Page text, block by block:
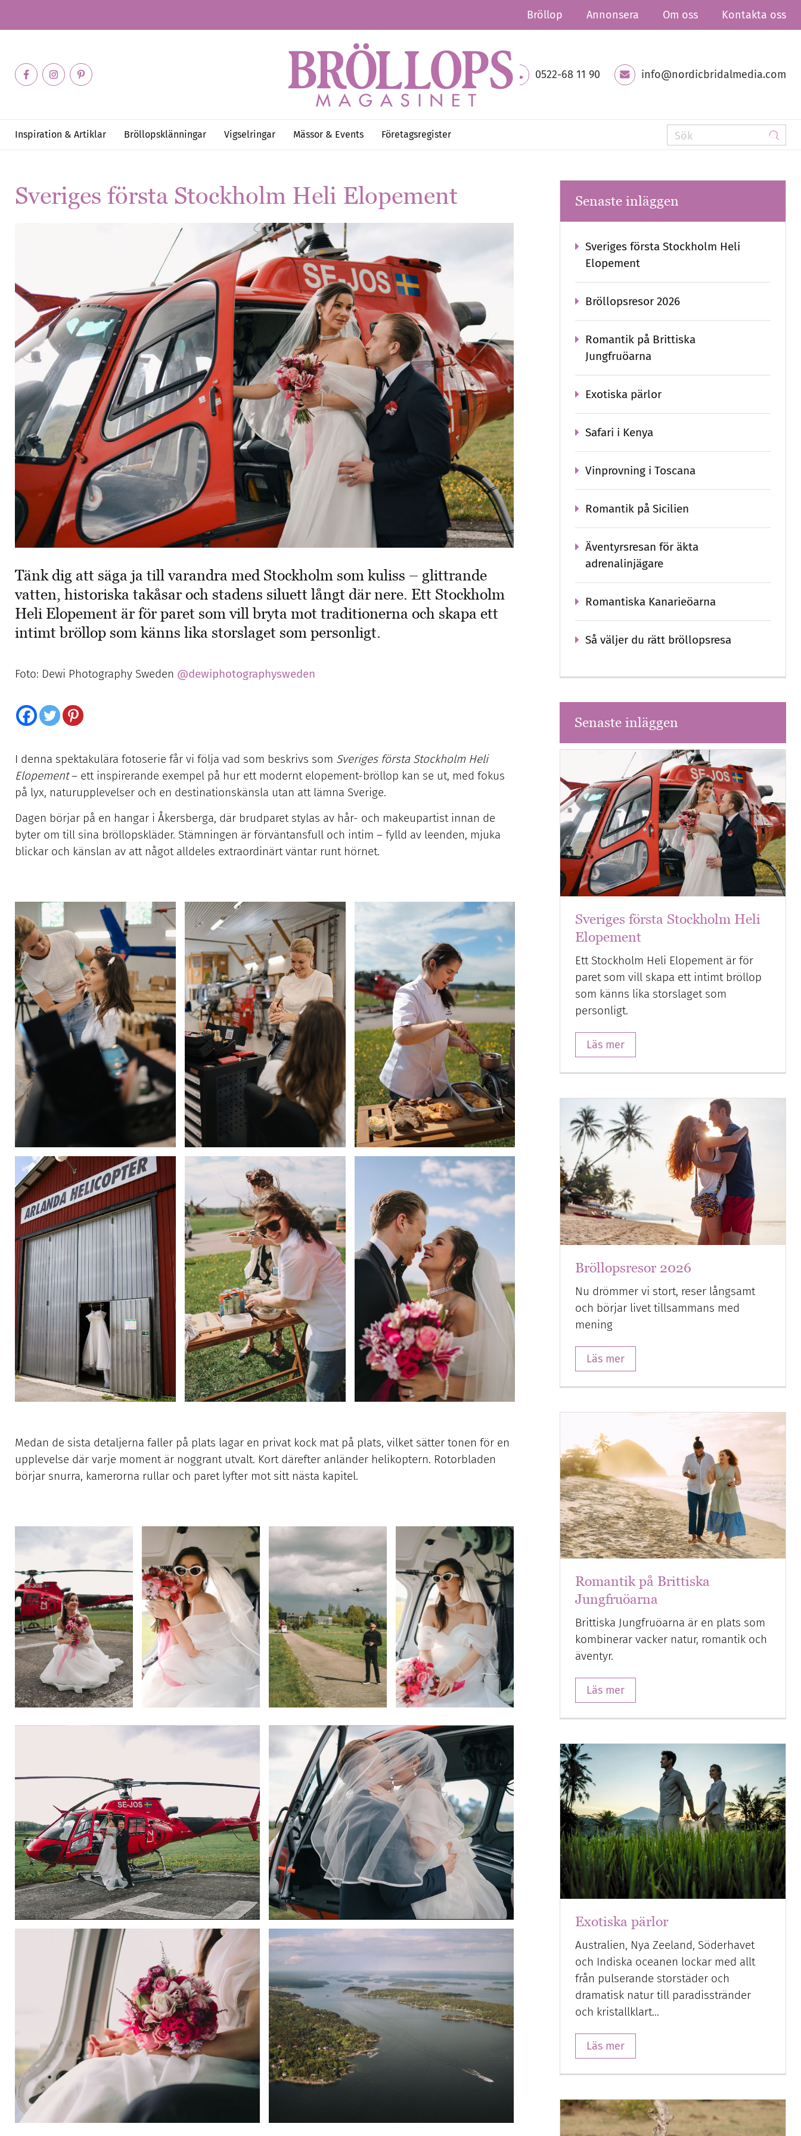
Bröllop Annonsera Om oss Kontakta oss
0522-68 11 90 info@nordicbridalmedia.com
Inspiration & Artiklar Bröllopsklänningar Vigselringar Mässor & Events Företagsregister
Sveriges första Stockholm Heli Elopement
Tänk dig att säga ja till varandra med Stockholm som kuliss – glittrande
vatten, historiska takåsar och stadens siluett långt där nere. Ett Stockholm
Heli Elopement är för paret som vill bryta mot traditionerna och skapa ett
intimt bröllop som känns lika storslaget som personligt.
Foto: Dewi Photography Sweden @dewiphotographysweden
I denna spektakulära fotoserie får vi följa vad som beskrivs som Sveriges första Stockholm Heli
Elopement– ett inspirerande exempel på hur ett modernt elopement-bröllop kan se ut, med fokus
på lyx, naturupplevelser och en destinationskänsla utan att lämna Sverige.
Dagen börjar på en hangar i Åkersberga, där brudparet stylas av hår- och makeupartist innan de
byter om till sina bröllopskläder. Stämningen är förväntansfull och intim – fylld av leenden, mjuka
blickar och känslan av att något alldeles extraordinärt väntar runt hörnet.
Medan de sista detaljerna faller på plats lagar en privat kock mat på plats, vilket sätter tonen för en
upplevelse där varje moment är noggrant utvalt. Kort därefter anländer helikoptern. Rotorbladen
börjar snurra, kamerorna rullar och paret lyfter mot sitt nästa kapitel.
Senaste inläggen
Sveriges första Stockholm Heli
Elopement
Bröllopsresor 2026
Romantik på Brittiska
Jungfruöarna
Exotiska pärlor
Safari i Kenya
Vinprovning i Toscana
Romantik på Sicilien
Äventyrsresan för äkta
adrenalinjägare
Romantiska Kanarieöarna
Så väljer du rätt bröllopsresa
Senaste inläggen
Sveriges första Stockholm Heli
Elopement
Ett Stockholm Heli Elopement är för
paret som vill skapa ett intimt bröllop
som känns lika storslaget som
personligt.
Läs mer
Bröllopsresor 2026
Nu drömmer vi stort, reser långsamt
och börjar livet tillsammans med
mening
Läs mer
Romantik på Brittiska
Jungfruöarna
Brittiska Jungfruöarna är en plats som
kombinerar vacker natur, romantik och
äventyr.
Läs mer
Exotiska pärlor
Australien, Nya Zeeland, Söderhavet
och Indiska oceanen lockar med allt
från pulserande storstäder och
dramatisk natur till paradisstränder
och kristallklart…
Läs mer